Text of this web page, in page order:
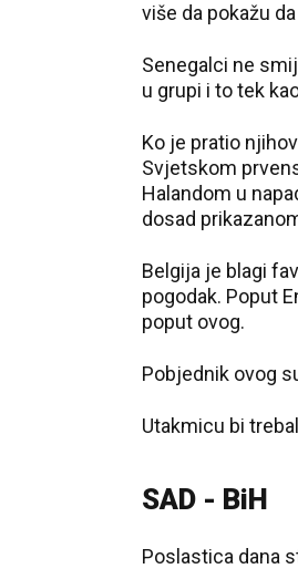
više da pokažu
Senegalci ne
u grupi i to tek
Ko je pratio
Svjetskom
Halandom u
dosad
Belgija je blagi
pogodak. Poput
poput ovog.
Pobjednik ovog
Utakmicu bi
SAD - BiH
Poslastica dana